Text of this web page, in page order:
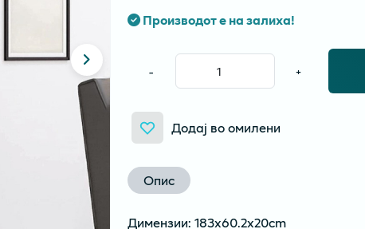
Производот е на залиха!
- +
Додај во омилени
Опис
Димензии: 183x60.2x20cm